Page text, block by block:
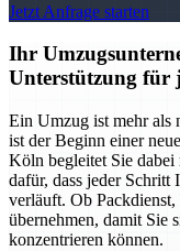
Jetzt Anfrage starten
Ihr
Unterstützung für
Ein Umzug ist mehr als
ist der Beginn einer
Köln begleitet Sie
dafür, dass jeder Schritt
verläuft. Ob
übernehmen, damit Sie
konzentrieren können.